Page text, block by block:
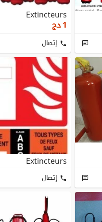
Extincteurs
1دج
إتصال
Extincteurs
إتصال